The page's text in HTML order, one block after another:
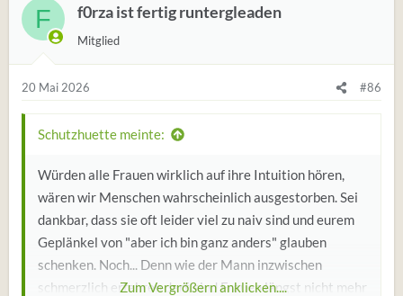
Man kann sich , wenn man schweren Missbrauch erlebt
hat oft " aus dem Gefühl ausklinken " in so einem
geübter man darin ist ?
Erträgt man überhaupt , warum , weil es immer schon so
war ....? Alles Gefühle ? Nein
schon sind wir beim Verstand gelandet ,
das was Du denkst, , dass was Du weißt ( nicht zu wissen
glaubst ) das was Du glaubst , denn der Verstand
gliedert sich in das was Du glaubst und hoffst und
F f0rza ist fertig runtergleaden
Mitglied
20 Mai 2026 #86
Schutzhuette meinte:
Würden alle Frauen wirklich auf ihre Intuition hören,
wären wir Menschen wahrscheinlich ausgestorben. Sei
dankbar, dass sie oft leider viel zu naiv sind und eurem
Geplänkel von "aber ich bin ganz anders" glauben
schenken. Noch... Denn wie der Mann inzwischen
schmerzlich erfahren darf, sind Frauen längst nicht mehr
Zum Vergrößern anklicken....